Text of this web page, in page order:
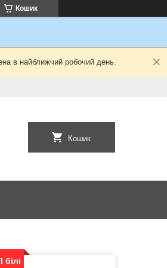
Кошик
в найближчий робочий день.
Кошик